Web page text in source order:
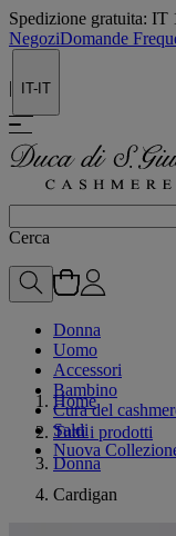
Spedizione gratuita: IT
NegoziDomande
| IT-IT
Cerca
Donna
Uomo
Accessori
Bambino
Cura del
Saldi
Nuova
Home
Tutti i prodotti
Donna
Cardigan